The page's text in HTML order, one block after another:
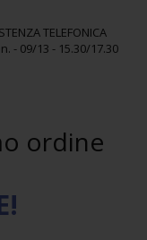
TELEFONICA
- 09/13 - 15.30/17.30
ordine